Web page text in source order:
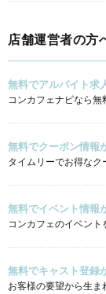
店舗運営者の方
無料でアルバイト求
コンカフェナビなら無
無料でクーポン情報
タイムリーでお得なク
無料でイベント情報
コンカフェのイベント
無料でキャスト登録
お客様の要望から生ま